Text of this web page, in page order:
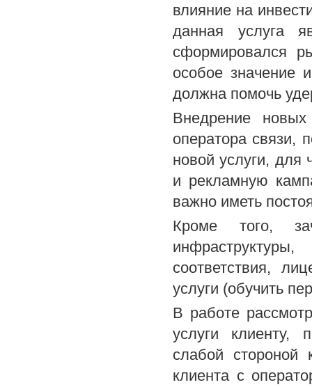
влияние на
данная услуга
сформировался
особое значение
должна помочь
Внедрение
оператора связи,
новой услуги, для
и рекламную
важно иметь
Кроме того,
соответствия,
услуги (обучить
В работе
услуги клиенту,
слабой стороной
клиента с